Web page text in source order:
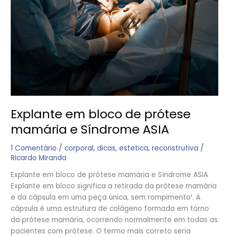
Explante em bloco de prótese
mamária e Síndrome ASIA
1 Comentário /corporal,dicas,estetica,reconstrutiva /
Ricardo Miranda
Explante em bloco de prótese mamária e Síndrome ASIA
Explante em bloco significa a retirada da prótese mamária
e da cápsula em uma peça única, sem rompimento¹. A
cápsula é uma estrutura de colágeno formada em torno
da prótese mamária, ocorrendo normalmente em todas as
pacientes com prótese. O termo mais correto seria
prótese
mamária